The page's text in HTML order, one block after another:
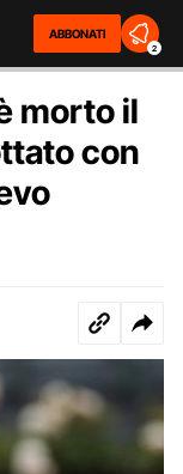
ABBONATI
2
morto il
con